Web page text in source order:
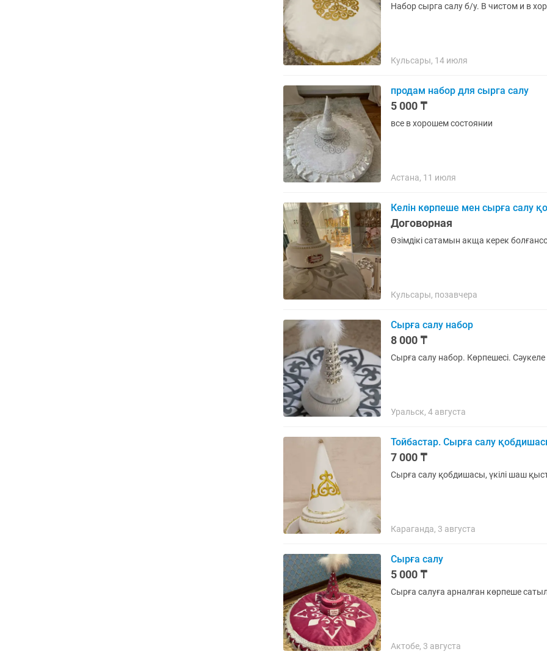
Набор сырга салу б/у. В чистом и в
Кульсары, 14 июля
продам набор для сырга салу
5 000 ₸
все в хорошем состоянии
Астана, 11 июля
Келін көрпеше мен сырға салу
Договорная
Өзімдікі сатамын акща керек
Кульсары, позавчера
Сырға салу набор
8 000 ₸
Сырға салу набор. Көрпешесі.
Уральск, 4 августа
Тойбастар. Сырға салу
7 000 ₸
Сырға салу қобдишасы, үкілі шаш
Караганда, 3 августа
Сырға салу
5 000 ₸
Сырға салуға арналған көрпеше
Актобе, 3 августа